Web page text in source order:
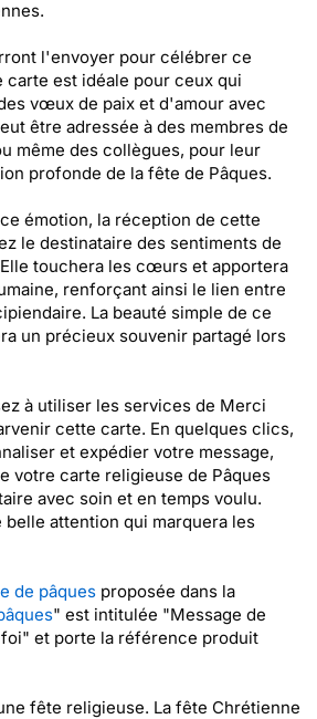
l'envoyer pour célébrer ce
carte est idéale pour ceux qui
vœux de paix et d'amour avec
être adressée à des membres de
même des collègues, pour leur
profonde de la fête de Pâques.
émotion, la réception de cette
le destinataire des sentiments de
touchera les cœurs et apportera
renforçant ainsi le lien entre
La beauté simple de ce
un précieux souvenir partagé lors
à utiliser les services de Merci
cette carte. En quelques clics,
et expédier votre message,
votre carte religieuse de Pâques
avec soin et en temps voulu.
attention qui marquera les
de pâques proposée dans la
" est intitulée "Message de
et porte la référence produit
fête religieuse. La fête Chrétienne